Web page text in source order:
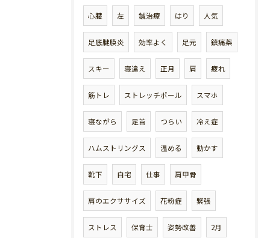
心臓 左 鍼治療 はり 人気
足底腱膜炎 効率よく 足元 鎮痛薬
スキー 寝違え 正月 肩 疲れ
筋トレ ストレッチポール スマホ
寝ながら 足首 つらい 冷え症
ハムストリングス 温める 動かす
靴下 自宅 仕事 肩甲骨
肩のエクササイズ 花粉症 緊張
ストレス 保育士 姿勢改善 2月